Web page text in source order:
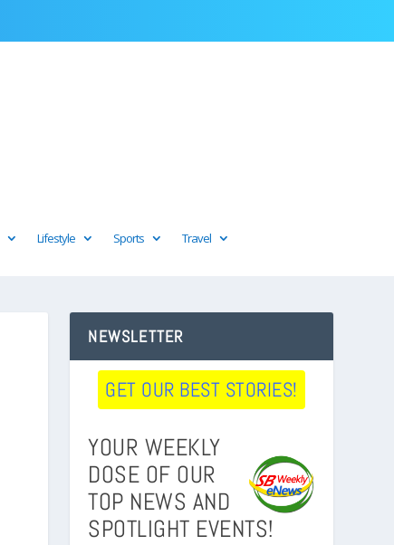
Lifestyle Sports Travel
NEWSLETTER
GET OUR BEST STORIES!
YOUR WEEKLY
DOSE OF OUR
TOP NEWS AND
SPOTLIGHT EVENTS!